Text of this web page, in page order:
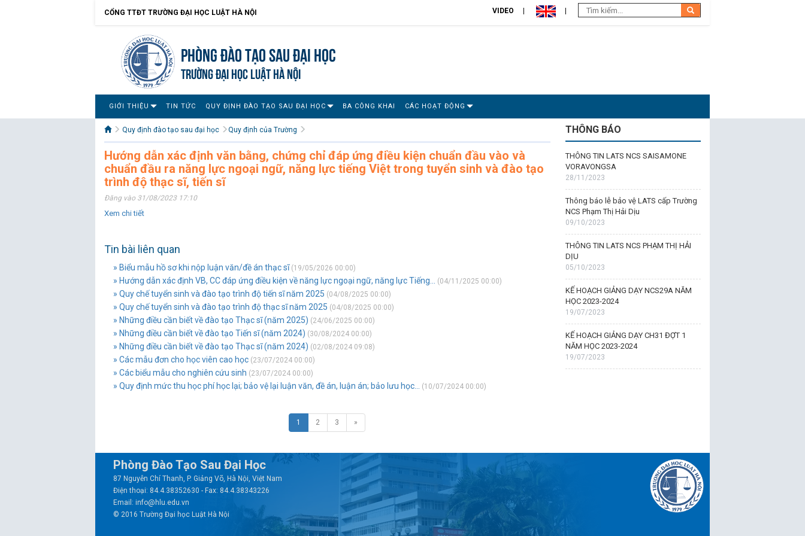
CỔNG TTĐT TRƯỜNG ĐẠI HỌC LUẬT HÀ NỘI VIDEO
Phòng Đào tạo Sau đại học
TRƯỜNG ĐẠI HỌC LUẬT HÀ NỘI
GIỚI THIỆU TIN TỨC QUY ĐỊNH ĐÀO TẠO SAU ĐẠI HỌC BA CÔNG KHAI CÁC HOẠT ĐỘNG
Quy định đào tạo sau đại học Quy định của Trường
Hướng dẫn xác định văn bằng, chứng chỉ đáp ứng điều kiện chuẩn đầu vào và
chuẩn đầu ra năng lực ngoại ngữ, năng lực tiếng Việt trong tuyển sinh và đào tạo
trình độ thạc sĩ, tiến sĩ
Đăng vào 31/08/2023 17:10
Xem chi tiết
Tin bài liên quan
» Biểu mẫu hồ sơ khi nộp luận văn/đề án thạc sĩ(19/05/2026 00:00)
» Hướng dẫn xác định VB, CC đáp ứng điều kiện về năng lực ngoại ngữ, năng lực Tiếng... (04/11/2025 00:00)
» Quy chế tuyển sinh và đào tạo trình độ tiến sĩ năm 2025 (04/08/2025 00:00)
» Quy chế tuyển sinh và đào tạo trình độ thạc sĩ năm 2025 (04/08/2025 00:00)
» Những điều cần biết về đào tạo Thạc sĩ (năm 2025) (24/06/2025 00:00)
» Những điều cần biết về đào tạo Tiến sĩ (năm 2024) (30/08/2024 00:00)
» Những điều cần biết về đào tạo Thạc sĩ (năm 2024) (02/08/2024 09:08)
» Các mẫu đơn cho học viên cao học (23/07/2024 00:00)
» Các biểu mẫu cho nghiên cứu sinh (23/07/2024 00:00)
» Quy định mức thu học phí học lại; bảo vệ lại luận văn, đề án, luận án; bảo lưu học... (10/07/2024 00:00)
1 2 3 »
THÔNG BÁO
THÔNG TIN LATS NCS SAISAMONE
VORAVONGSA
28/11/2023
Thông báo lễ bảo vệ LATS cấp Trường
NCS Phạm Thị Hải Dịu
09/10/2023
THÔNG TIN LATS NCS PHẠM THỊ HẢI
DỊU
05/10/2023
KẾ HOẠCH GIẢNG DẠY NCS29A NĂM
HỌC 2023-2024
19/07/2023
KẾ HOẠCH GIẢNG DẠY CH31 ĐỢT 1
NĂM HỌC 2023-2024
19/07/2023
Phòng Đào Tạo Sau Đại Học
87 Nguyễn Chí Thanh, P. Giảng Võ, Hà Nội, Việt Nam
Điện thoại: 84.4.38352630 - Fax: 84.4.38343226
Email: info@hlu.edu.vn
© 2016 Trường Đại học Luật Hà Nội